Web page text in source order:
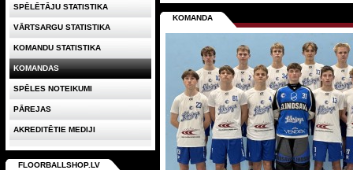
KOMANDA
SPĒLĒTĀJU STATISTIKA
VĀRTSARGU STATISTIKA
KOMANDU STATISTIKA
KOMANDAS
SPĒLES NOTEIKUMI
PĀREJAS
AKREDITĒTIE MEDIJI
FLOORBALLSHOP.LV